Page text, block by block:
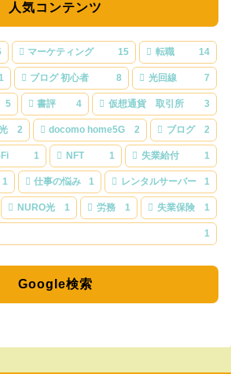
人気コンテンツ
マーケティング 15 転職 14
ブログ 初心者 8 光回線 7
5 書評 4 仮想通貨 取引所 3
2 docomo home5G 2 ブログ 2
1 NFT 1 失業給付 1
1 仕事の悩み 1 レンタルサーバー 1
NURO光 1 労務 1 失業保険 1
1
Google検索